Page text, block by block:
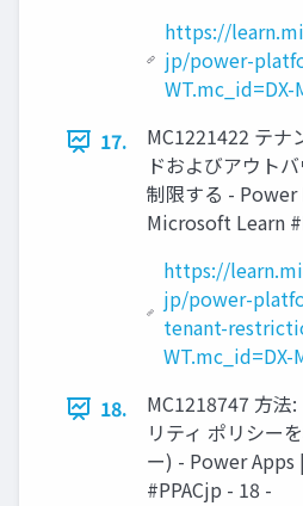
https://
jp/power-
WT.mc_id=DX-
17.
MC1221422 テナ
ドおよびアウト
制限する -
Microsoft Learn
https://
jp/power-
tenant-
WT.mc_id=DX-
18.
MC1218747 方法
リティ ポリシー
ー) - Power
#PPACjp - 18 -